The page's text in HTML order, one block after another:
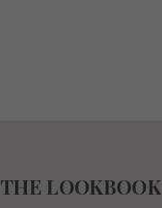
THE LOOKBOOK